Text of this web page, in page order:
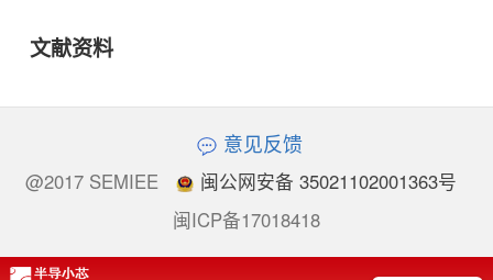
文献资料
意见反馈
@2017 SEMIEE
闽公网安备 35021102001363号
闽ICP备17018418